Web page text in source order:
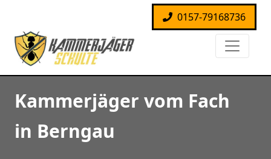
0157-79168736
Kammerjäger vom Fach
in Berngau